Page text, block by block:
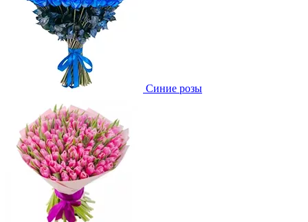
Синие розы